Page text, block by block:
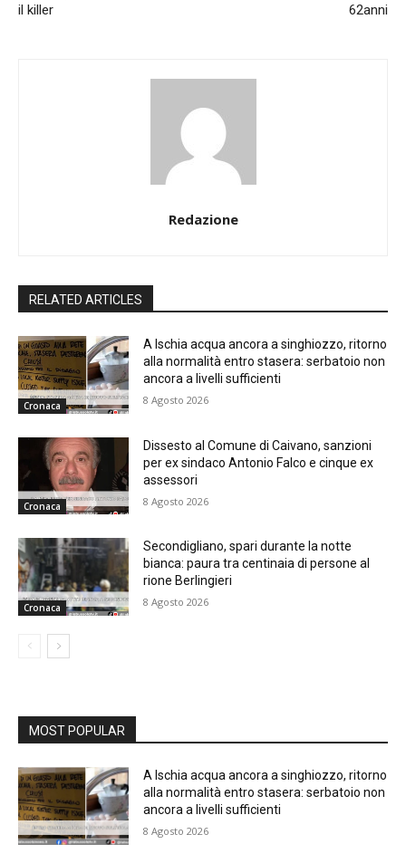
il killer
62anni
Redazione
RELATED ARTICLES
Cronaca
A Ischia acqua ancora a singhiozzo, ritorno
alla normalità entro stasera: serbatoio non
ancora a livelli sufficienti
8 Agosto 2026
Cronaca
Dissesto al Comune di Caivano, sanzioni
per ex sindaco Antonio Falco e cinque ex
assessori
8 Agosto 2026
Cronaca
Secondigliano, spari durante la notte
bianca: paura tra centinaia di persone al
rione Berlingieri
8 Agosto 2026
MOST POPULAR
A Ischia acqua ancora a singhiozzo, ritorno
alla normalità entro stasera: serbatoio non
ancora a livelli sufficienti
8 Agosto 2026